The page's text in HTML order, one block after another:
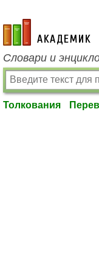
academic.ru
Словари и
Толкования